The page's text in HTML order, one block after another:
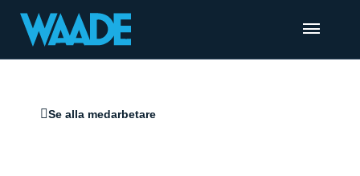
Se alla medarbetare